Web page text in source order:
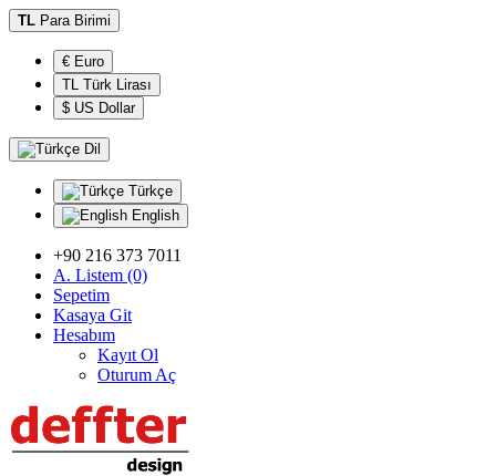
TL Para Birimi
€ Euro
TL Türk Lirası
$ US Dollar
Dil
Türkçe
English
+90 216 373 7011
A. Listem (0)
Sepetim
Kasaya Git
Hesabım
Kayıt Ol
Oturum Aç